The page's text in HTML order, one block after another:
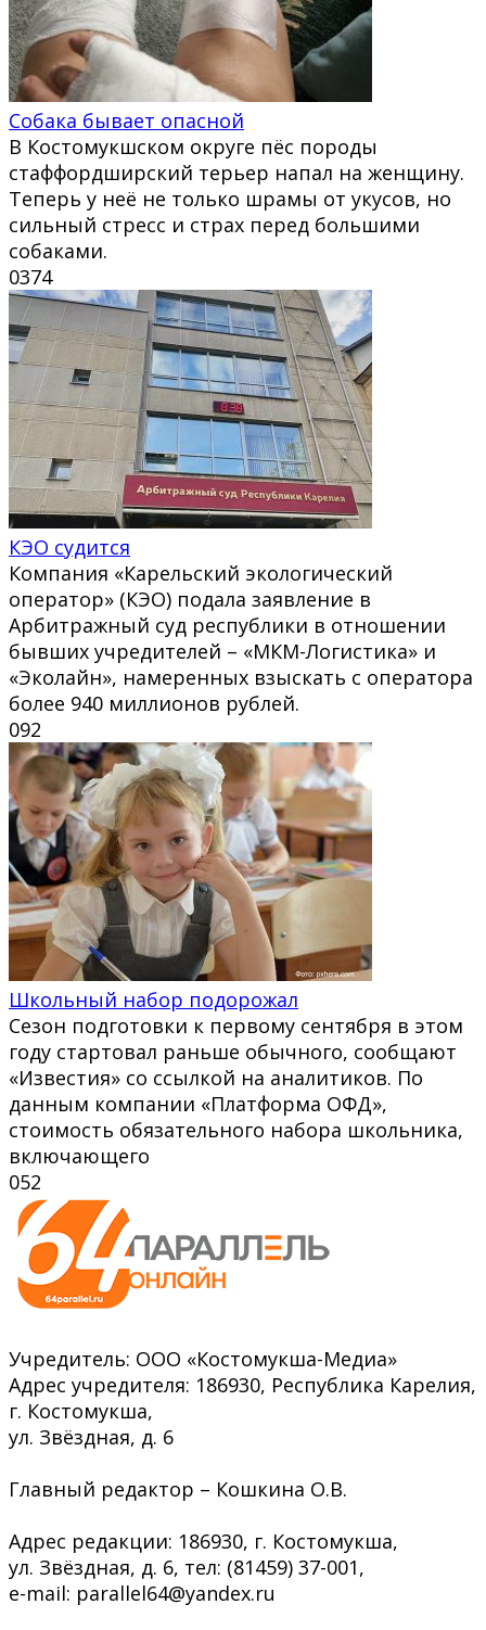
Собака бывает опасной
В Костомукшском округе пёс породы
стаффордширский терьер напал на женщину.
Теперь у неё не только шрамы от укусов, но
сильный стресс и страх перед большими
собаками.
0374
КЭО судится
Компания «Карельский экологический
оператор» (КЭО) подала заявление в
Арбитражный суд республики в отношении
бывших учредителей – «МКМ-Логистика» и
«Эколайн», намеренных взыскать с оператора
более 940 миллионов рублей.
092
Школьный набор подорожал
Сезон подготовки к первому сентября в этом
году стартовал раньше обычного, сообщают
«Известия» со ссылкой на аналитиков. По
данным компании «Платформа ОФД»,
стоимость обязательного набора школьника,
включающего
052
Учредитель: ООО «Костомукша-Медиа»
Адрес учредителя: 186930, Республика Карелия,
г. Костомукша,
ул. Звёздная, д. 6
Главный редактор – Кошкина О.В.
Адрес редакции: 186930, г. Костомукша,
ул. Звёздная, д. 6, тел: (81459) 37-001,
e-mail: parallel64@yandex.ru